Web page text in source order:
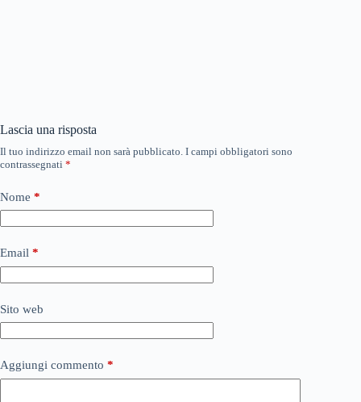
Lascia una risposta
Il tuo indirizzo email non sarà pubblicato. I campi obbligatori sono
contrassegnati *
Nome *
Email *
Sito web
Aggiungi commento *